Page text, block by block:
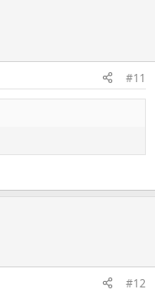
#11
#12